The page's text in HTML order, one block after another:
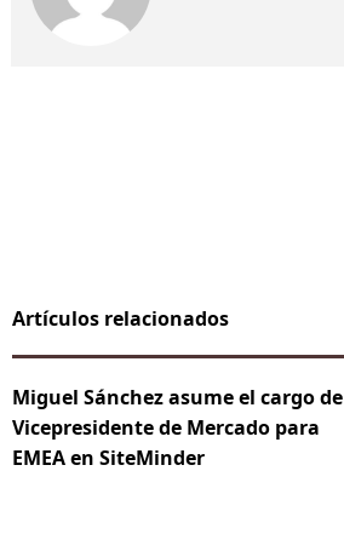
Artículos relacionados
Miguel Sánchez asume el cargo de
Vicepresidente de Mercado para
EMEA en SiteMinder